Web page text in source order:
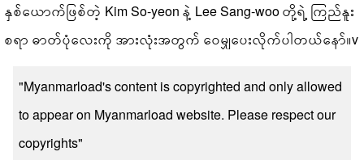
နှစ်ယောက်ဖြစ်တဲ့ Kim So-yeon နဲ့ Lee Sang-woo တို့ရဲ့ ကြည်နူး
စရာ ဓာတ်ပုံလေးကို အားလုံးအတွက် ဝေမျှပေးလိုက်ပါတယ်နော်။v
"Myanmarload's content is copyrighted and only allowed
to appear on Myanmarload website. Please respect our
copyrights"